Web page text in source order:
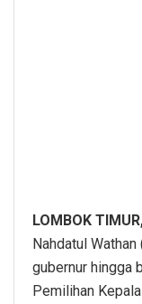
LOMBOK
Nahdatul
gubernur hingga
Pemilihan